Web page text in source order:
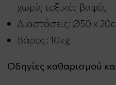
χωρίς τοξικές βαφές
Διαστάσεις: Ø50 x
Βάρος: 10kg
Οδηγίες καθαρισμού